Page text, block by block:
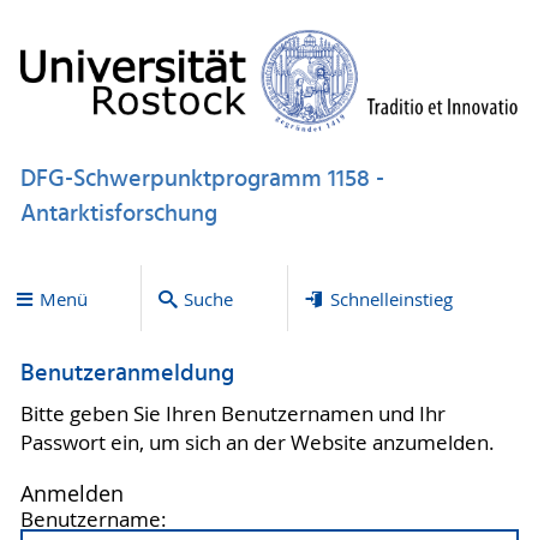
DFG-Schwerpunktprogramm 1158 -
Antarktisforschung
Menü Suche Schnelleinstieg
Benutzeranmeldung
Bitte geben Sie Ihren Benutzernamen und Ihr
Passwort ein, um sich an der Website anzumelden.
Anmelden
Benutzername: